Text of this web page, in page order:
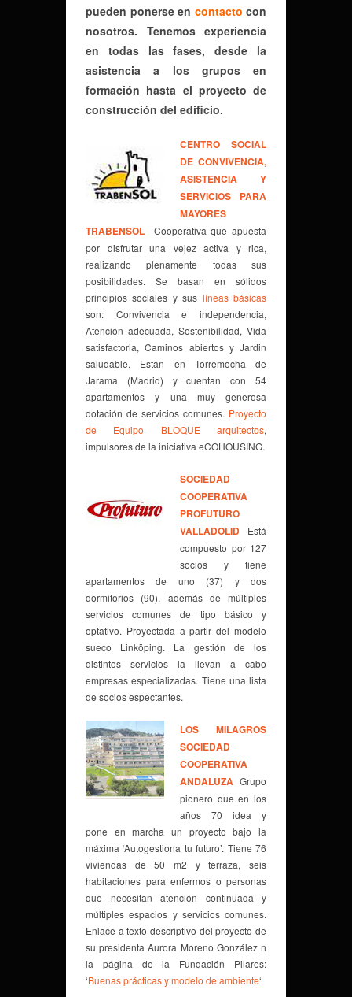
pueden ponerse en contacto con
nosotros. Tenemos experiencia
en todas las fases, desde la
asistencia a los grupos en
formación hasta el proyecto de
construcción del edificio.
CENTRO SOCIAL
DE CONVIVENCIA,
ASISTENCIA Y
SERVICIOS PARA
MAYORES
TRABENSOL
Cooperativa que apuesta
por disfrutar una vejez activa y rica,
realizando plenamente todas sus
posibilidades. Se basan en sólidos
principios sociales y sus líneas básicas
son: Convivencia e independencia,
Atención adecuada, Sostenibilidad, Vida
satisfactoria, Caminos abiertos y Jardin
saludable. Están en Torremocha de
Jarama (Madrid) y cuentan con 54
apartamentos y una muy generosa
dotación de servicios comunes. Proyecto
de Equipo BLOQUE arquitectos,
impulsores de la iniciativa eCOHOUSING.
SOCIEDAD
COOPERATIVA
PROFUTURO
VALLADOLID Está
compuesto por 127
socios y tiene
apartamentos de uno (37) y dos
dormitorios (90), además de múltiples
servicios comunes de tipo básico y
optativo. Proyectada a partir del modelo
sueco Linköping. La gestión de los
distintos servicios la llevan a cabo
empresas especializadas. Tiene una lista
de socios espectantes.
LOS MILAGROS
SOCIEDAD
COOPERATIVA
ANDALUZA Grupo
pionero que en los
años 70 idea y
pone en marcha un proyecto bajo la
máxima ‘Autogestiona tu futuro’. Tiene 76
viviendas de 50 m2 y terraza, seis
habitaciones para enfermos o personas
que necesitan atención continuada y
múltiples espacios y servicios comunes.
Enlace a texto descriptivo del proyecto de
su presidenta Aurora Moreno González n
la página de la Fundación Pilares:
‘Buenas prácticas y modelo de ambiente‘